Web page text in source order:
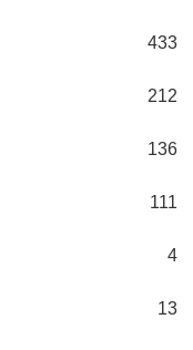
433
212
136
111
4
13